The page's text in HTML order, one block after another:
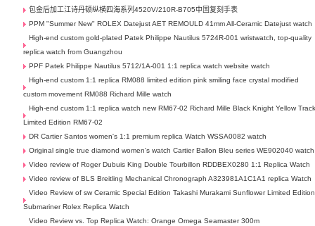
包金后加工江诗丹顿纵横四海系列4520V/210R-B705中国复刻手表
PPM "Summer New" ROLEX Datejust AET REMOULD 41mm All-Ceramic Datejust watch
High-end custom gold-plated Patek Philippe Nautilus 5724R-001 wristwatch, top-quality
replica watch from Guangzhou
PPF Patek Philippe Nautilus 5712/1A-001 1:1 replica watch website watch
High-end custom 1:1 replica RM088 limited edition pink smiling face crystal modified
custom movement RM088 Richard Mille watch
High-end custom 1:1 replica watch new RM67-02 Richard Mille Black Knight Yellow
Limited Edition RM67-02
DR Cartier Santos women's 1:1 premium replica Watch WSSA0082 watch
Original single true diamond women's watch Cartier Ballon Bleu series WE902040 watch
Video review of Roger Dubuis King Double Tourbillon RDDBEX0280 1:1 Replica Watch
Video review of BLS Breitling Mechanical Chronograph A323981A1C1A1 replica Watch
Video Review of sw Ceramic Special Edition Takashi Murakami Sunflower Limited Edition
Submariner Rolex Replica Watch
Video Review vs. Top Replica Watch: Orange Omega Seamaster 300m